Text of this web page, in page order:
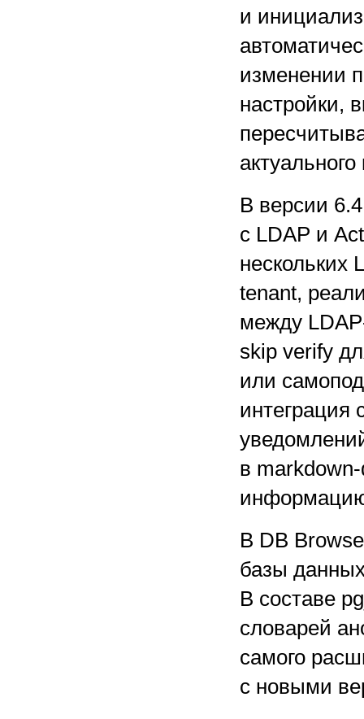
и
изменении
настройки,
В версии
с LDAP и
нескольких
tenant,
между
skip verify
или
интеграция
в
В DB
базы
В составе
словарей
самого
с новыми